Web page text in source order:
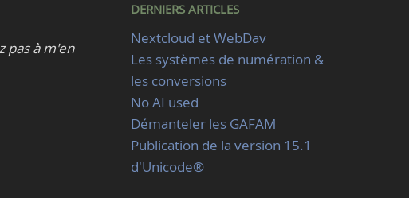
pas à m'en
DERNIERS ARTICLES
Nextcloud et WebDav
Les systèmes de numération &
les conversions
No AI used
Démanteler les GAFAM
Publication de la version 15.1
d'Unicode®